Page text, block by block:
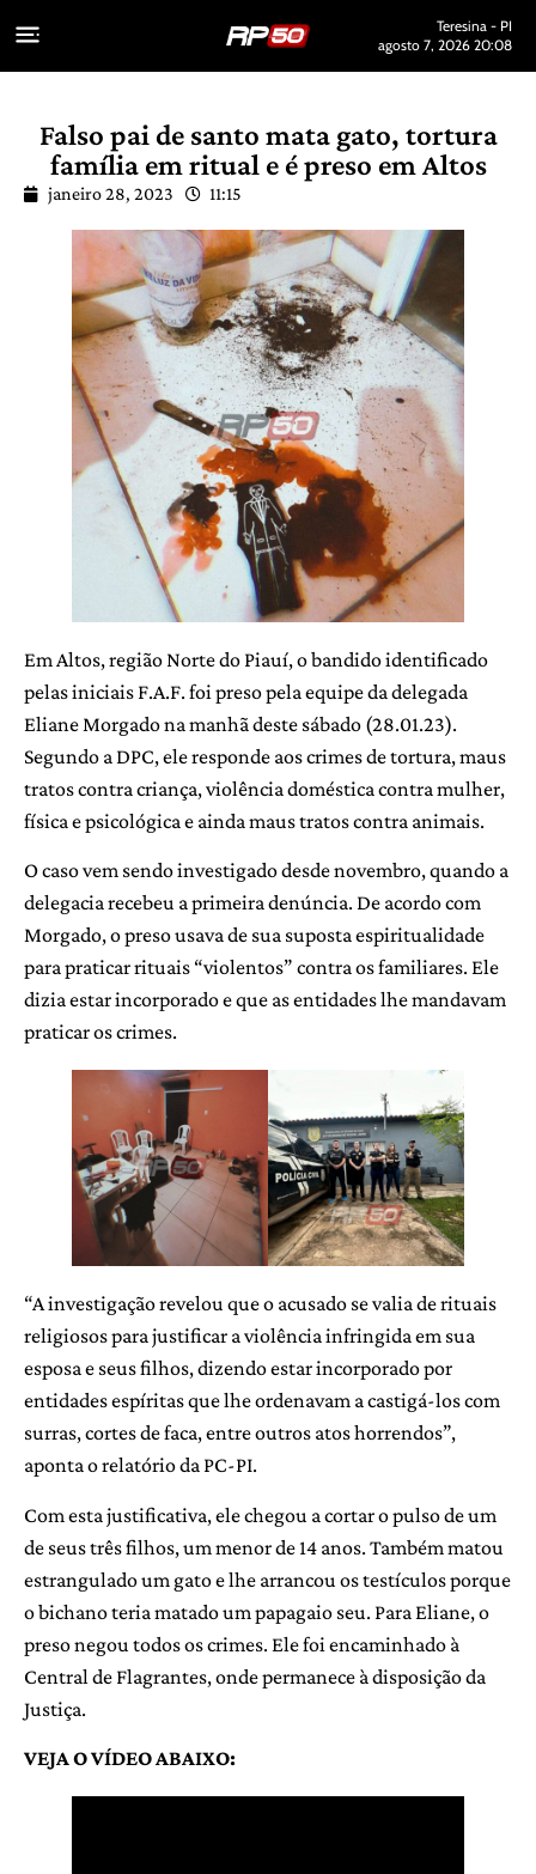
Teresina - PI
agosto 7, 2026 20:08
Falso pai de santo mata gato, tortura
família em ritual e é preso em Altos
janeiro 28, 2023 11:15
Em Altos, região Norte do Piauí, o bandido identificado
pelas iniciais F.A.F. foi preso pela equipe da delegada
Eliane Morgado na manhã deste sábado (28.01.23).
Segundo a DPC, ele responde aos crimes de tortura, maus
tratos contra criança, violência doméstica contra mulher,
física e psicológica e ainda maus tratos contra animais.
O caso vem sendo investigado desde novembro, quando a
delegacia recebeu a primeira denúncia. De acordo com
Morgado, o preso usava de sua suposta espiritualidade
para praticar rituais “violentos” contra os familiares. Ele
dizia estar incorporado e que as entidades lhe mandavam
praticar os crimes.
“A investigação revelou que o acusado se valia de rituais
religiosos para justificar a violência infringida em sua
esposa e seus filhos, dizendo estar incorporado por
entidades espíritas que lhe ordenavam a castigá-los com
surras, cortes de faca, entre outros atos horrendos”,
aponta o relatório da PC-PI.
Com esta justificativa, ele chegou a cortar o pulso de um
de seus três filhos, um menor de 14 anos. Também matou
estrangulado um gato e lhe arrancou os testículos porque
o bichano teria matado um papagaio seu. Para Eliane, o
preso negou todos os crimes. Ele foi encaminhado à
Central de Flagrantes, onde permanece à disposição da
Justiça.
VEJA O VÍDEO ABAIXO: